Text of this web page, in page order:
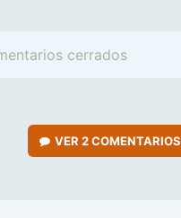
cerrados
VER2 COMENTARIOS